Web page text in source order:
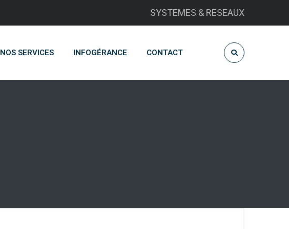
SYSTEMES & RESEAUX
NOS SERVICES INFOGÉRANCE CONTACT